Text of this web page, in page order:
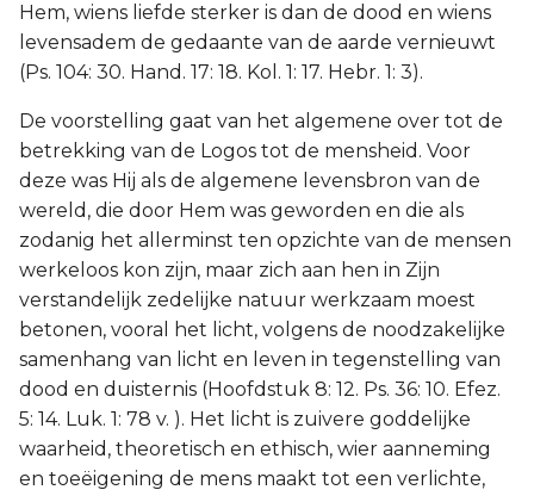
Hem, wiens liefde sterker is dan de dood en wiens
levensadem de gedaante van de aarde vernieuwt
(Ps. 104: 30. Hand. 17: 18. Kol. 1: 17. Hebr. 1: 3).
De voorstelling gaat van het algemene over tot de
betrekking van de Logos tot de mensheid. Voor
deze was Hij als de algemene levensbron van de
wereld, die door Hem was geworden en die als
zodanig het allerminst ten opzichte van de mensen
werkeloos kon zijn, maar zich aan hen in Zijn
verstandelijk zedelijke natuur werkzaam moest
betonen, vooral het licht, volgens de noodzakelijke
samenhang van licht en leven in tegenstelling van
dood en duisternis (Hoofdstuk 8: 12. Ps. 36: 10. Efez.
5: 14. Luk. 1: 78 v. ). Het licht is zuivere goddelijke
waarheid, theoretisch en ethisch, wier aanneming
en toeëigening de mens maakt tot een verlichte,